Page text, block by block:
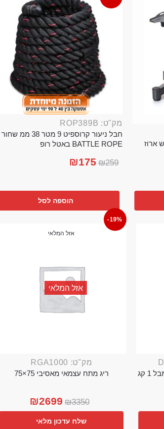
ארוז
מק"ט: ROP389B
חבל ניעור קרוספיט 9 מטר 38 ממ שחור
BATTLE ROPE באטל רופ
₪259
₪175
הוספה לסל
משקולת יד משושה ורוד ביבי דאמבל 1 קג
-19%
אזל המלאי
אזל המלאי
מק"ט: RGA1000
ריג מתח עצמאי מאסיבי 75×75
₪3350
₪2699
שלח עדכון מלאי